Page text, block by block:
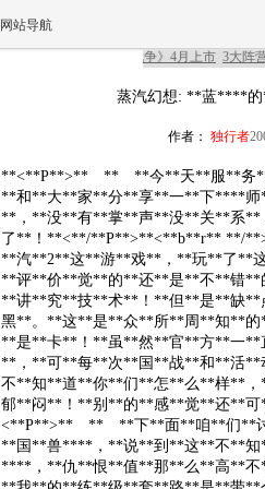
网站导航
蒸汽幻想: **蓝****
作者： 独行者
**<**P**>** ** **今**天**服**务**
**和**大**家**分**享**一**下****
**，**没**有**掌**声**没**关**系
了**！**<**/**P**>**<**b**r** **/
**汽**2**这**游**戏**，**玩**了**
**评**价**觉**的**还**是**不**错
**讲**究**技**术**！**但**是**缺
黑**。**这**是**众**所**周**知**
**是**卡**！**虽**然**官**方**一
**，**可**每**次**国**战**和**活
不**知**道**你**们**怎**么**样**
郁**闷**！**别**的**感**觉**还**
<**P**>** ** **下**面**咱**们**
**国**兽****，**说**到**这**不**
****，**仇**恨**值**那**么**高**